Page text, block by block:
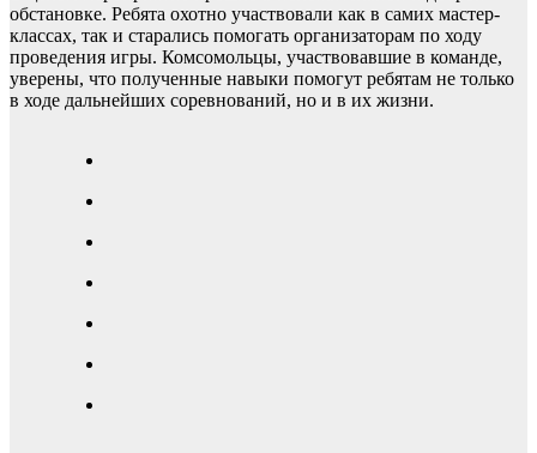
обстановке. Ребята охотно участвовали как в самих мастер-
классах, так и старались помогать организаторам по ходу
проведения игры. Комсомольцы, участвовавшие в команде,
уверены, что полученные навыки помогут ребятам не только
в ходе дальнейших соревнований, но и в их жизни.